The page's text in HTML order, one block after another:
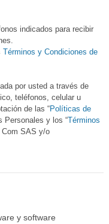
indicados para recibir
Términos y Condiciones de
por usted a través de
teléfonos, celular u
de las “Políticas de
Personales y los “Términos
Com SAS y/o
y software